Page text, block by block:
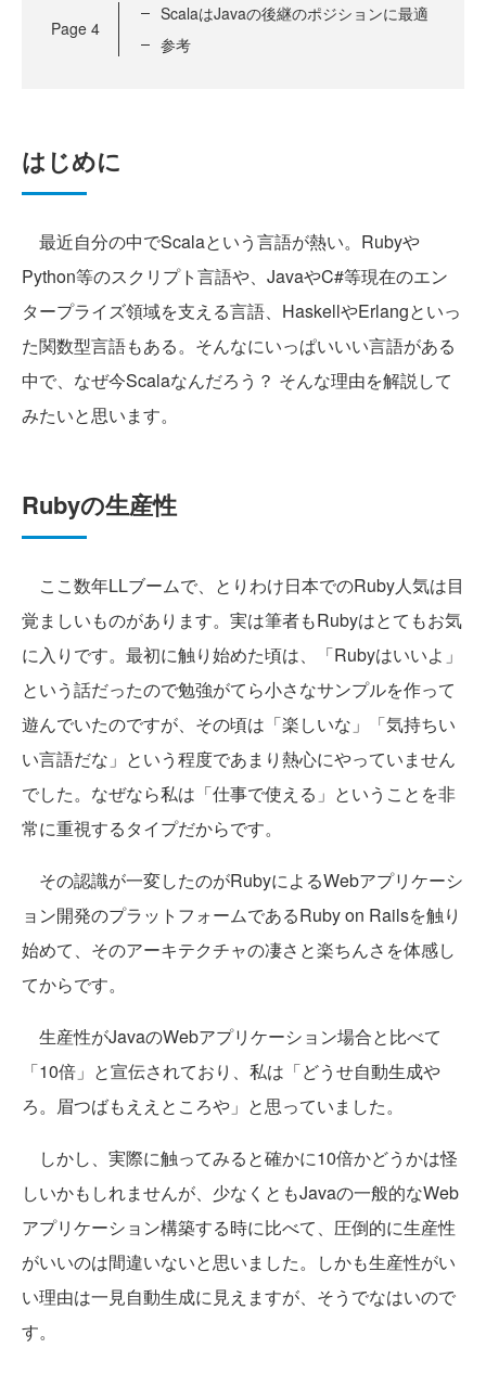
Page 4
ScalaはJavaの後継のポジションに最適
参考
はじめに
最近自分の中でScalaという言語が熱い。Rubyや
Python等のスクリプト言語や、JavaやC#等現在のエン
タープライズ領域を支える言語、HaskellやErlangといっ
た関数型言語もある。そんなにいっぱいいい言語がある
中で、なぜ今Scalaなんだろう？ そんな理由を解説して
みたいと思います。
Rubyの生産性
ここ数年LLブームで、とりわけ日本でのRuby人気は目
覚ましいものがあります。実は筆者もRubyはとてもお気
に入りです。最初に触り始めた頃は、「Rubyはいいよ」
という話だったので勉強がてら小さなサンプルを作って
遊んでいたのですが、その頃は「楽しいな」「気持ちい
い言語だな」という程度であまり熱心にやっていません
でした。なぜなら私は「仕事で使える」ということを非
常に重視するタイプだからです。
その認識が一変したのがRubyによるWebアプリケーシ
ョン開発のプラットフォームであるRuby on Railsを触り
始めて、そのアーキテクチャの凄さと楽ちんさを体感し
てからです。
生産性がJavaのWebアプリケーション場合と比べて
「10倍」と宣伝されており、私は「どうせ自動生成や
ろ。眉つばもええところや」と思っていました。
しかし、実際に触ってみると確かに10倍かどうかは怪
しいかもしれませんが、少なくともJavaの一般的なWeb
アプリケーション構築する時に比べて、圧倒的に生産性
がいいのは間違いないと思いました。しかも生産性がい
い理由は一見自動生成に見えますが、そうでなはいので
す。